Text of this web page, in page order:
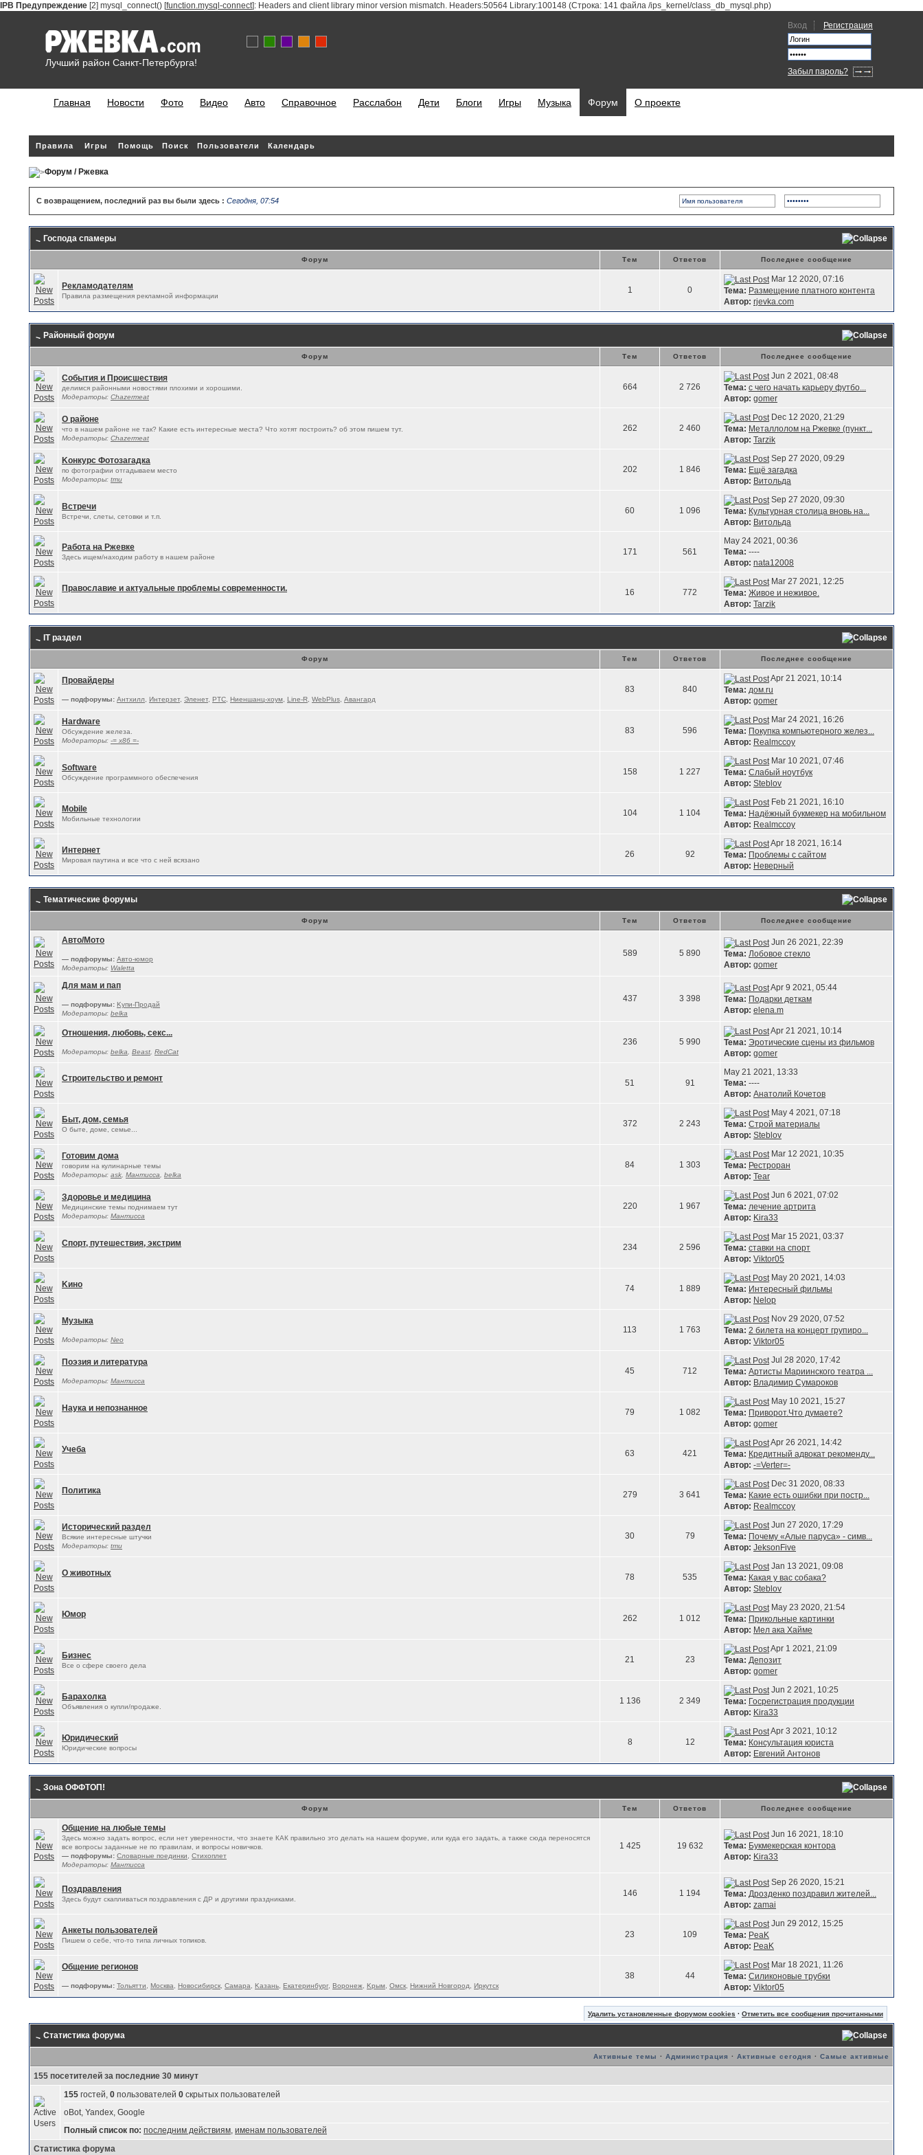
IPB Предупреждение [2] mysql_connect() [function.mysql-connect]: Headers and client library minor version mismatch. Headers:50564 Library:100148 (Строка: 141 файла /ips_kernel/class_db_mysql.php)
Вход Регистрация
Забыл пароль?
Лучший район Санкт-Петербурга!
Главная Новости Фото Видео Авто Справочное Расслабон Дети Блоги Игры Музыка Форум О проекте
Правила Игры Помощь Поиск Пользователи Календарь
Форум / Ржевка
С возвращением, последний раз вы были здесь : Сегодня, 07:54
Господа спамеры
Форум Тем Ответов Последнее сообщение
Рекламодателям
Правила размещения рекламной информации
1 0
Mar 12 2020, 07:16
Тема: Размещение платного контента
Автор: rjevka.com
Районный форум
Форум Тем Ответов Последнее сообщение
События и Происшествия
делимся районными новостями плохими и хорошими.
Модераторы: Chazermeat
664 2 726
Jun 2 2021, 08:48
Тема: с чего начать карьеру футбо...
Автор: gomer
О районе
что в нашем районе не так? Какие есть интересные места? Что хотят построить? об этом пишем тут.
Модераторы: Chazermeat
262 2 460
Dec 12 2020, 21:29
Тема: Металлолом на Ржевке (пункт...
Автор: Tarzik
Kонкурс Фотозагадка
по фотографии отгадываем место
Модераторы: tmu
202 1 846
Sep 27 2020, 09:29
Тема: Ещё загадка
Автор: Витольда
Встречи
Встречи, слеты, сетовки и т.п.
60 1 096
Sep 27 2020, 09:30
Тема: Культурная столица вновь на...
Автор: Витольда
Работа на Ржевке
Здесь ищем/находим работу в нашем районе
171 561
May 24 2021, 00:36
Тема: ----
Автор: nata12008
Православие и актуальные проблемы современности. 16 772
Mar 27 2021, 12:25
Тема: Живое и неживое.
Автор: Tarzik
IT раздел
Форум Тем Ответов Последнее сообщение
Провайдеры
— подфорумы: Антхилл Интерзет, Эленет, РТС Ниеншанц-хоум Line-R WebPlus Авангард
83 840
Apr 21 2021, 10:14
Тема: дом.ru
Автор: gomer
Hardware
Обсуждение железа.
Модераторы: -= x86 =-
83 596
Mar 24 2021, 16:26
Тема: Покупка компьютерного желез...
Автор: Realmccoy
Software
Обсуждение программного обеспечения
158 1 227
Mar 10 2021, 07:46
Тема: Слабый ноутбук
Автор: Steblov
Mobile
Мобильные технологии
104 1 104
Feb 21 2021, 16:10
Тема: Надёжный букмекер на мобильном
Автор: Realmccoy
Интернет
Мировая паутина и все что с ней всязано
26 92
Apr 18 2021, 16:14
Тема: Проблемы с сайтом
Автор: Неверный
Тематические форумы
Форум Тем Ответов Последнее сообщение
Авто/Мото
— подфорумы: Авто-юмор
Модераторы: Waletta
589 5 890
Jun 26 2021, 22:39
Тема: Лобовое стекло
Автор: gomer
Для мам и пап
— подфорумы: Kупи-Продай
Модераторы: belka
437 3 398
Apr 9 2021, 05:44
Тема: Подарки деткам
Автор: elena.m
Отношения, любовь, секс...
Модераторы: belka Beast RedCat
236 5 990
Apr 21 2021, 10:14
Тема: Эротические сцены из фильмов
Автор: gomer
Строительство и ремонт 51 91
May 21 2021, 13:33
Тема: ----
Автор: Анатолий Кочетов
Быт, дом, семья
О быте, доме, семье...
372 2 243
May 4 2021, 07:18
Тема: Строй материалы
Автор: Steblov
Готовим дома
говорим на кулинарные темы
Модераторы: ask Мантисса belka
84 1 303
Mar 12 2021, 10:35
Тема: Рестроран
Автор: Tear
Здоровье и медицина
Медицинские темы поднимаем тут
Модераторы: Мантисса
220 1 967
Jun 6 2021, 07:02
Тема: лечение артрита
Автор: Kira33
Спорт, путешествия, экстрим 234 2 596
Mar 15 2021, 03:37
Тема: ставки на спорт
Автор: Viktor05
Kино 74 1 889
May 20 2021, 14:03
Тема: Интересный фильмы
Автор: Nelop
Музыка
Модераторы: Neo
113 1 763
Nov 29 2020, 07:52
Тема: 2 билета на концерт групиро...
Автор: Viktor05
Поэзия и литература
Модераторы: Мантисса
45 712
Jul 28 2020, 17:42
Тема: Артисты Мариинского театра ...
Автор: Владимир Сумароков
Наука и непознанное 79 1 082
May 10 2021, 15:27
Тема: Приворот.Что думаете?
Автор: gomer
Учеба 63 421
Apr 26 2021, 14:42
Тема: Кредитный адвокат рекоменду...
Автор: -=Verter=-
Политика 279 3 641
Dec 31 2020, 08:33
Тема: Какие есть ошибки при постр...
Автор: Realmccoy
Исторический раздел
Всякие интересные штучки
Модераторы: tmu
30 79
Jun 27 2020, 17:29
Тема: Почему «Алые паруса» - симв...
Автор: JeksonFive
О животных 78 535
Jan 13 2021, 09:08
Тема: Какая у вас собака?
Автор: Steblov
Юмор 262 1 012
May 23 2020, 21:54
Тема: Прикольные картинки
Автор: Мел ака Хайме
Бизнес
Все о сфере своего дела
21 23
Apr 1 2021, 21:09
Тема: Депозит
Автор: gomer
Барахолка
Объявления о купли/продаже.
1 136 2 349
Jun 2 2021, 10:25
Тема: Госрегистрация продукции
Автор: Kira33
Юридический
Юридические вопросы
8 12
Apr 3 2021, 10:12
Тема: Консультация юриста
Автор: Евгений Антонов
Зона ОФФТОП!
Форум Тем Ответов Последнее сообщение
Общение на любые темы
Здесь можно задать вопрос, если нет уверенности, что знаете КАК правильно это делать на нашем форуме, или куда его задать, а также сюда переносятся
все вопросы заданные не по правилам, и вопросы новичков.
— подфорумы: Словарные поединки
Стихоплет
Модераторы: Мантисса
1 425 19 632
Jun 16 2021, 18:10
Тема: Букмекерская контора
Автор: Kira33
Поздравления
Здесь будут скапливаться поздравления с ДР и другими праздниками.
146 1 194
Sep 26 2020, 15:21
Тема: Дрозденко поздравил жителей...
Автор: zamai
Анкеты пользователей
Пишем о себе, что-то типа личных топиков.
23 109
Jun 29 2012, 15:25
Тема: PeaK
Автор: PeaK
Общение регионов
— подфорумы: Тольятти Москва Новосибирск Самара Kазань Екатеринбург, Воронеж Kрым Омск Нижний Новгород Иркутск
38 44
Mar 18 2021, 11:26
Тема: Силиконовые трубки
Автор: Viktor05
Удалить установленные форумом cookies · Отметить все сообщения прочитанными
Статистика форума
Активные темы · Администрация · Активные сегодня · Самые активные
155 посетителей за последние 30 минут
155 гостей, 0 пользователей 0 скрытых пользователей
oBot, Yandex, Google
Полный список по: последним действиям, именам пользователей
Статистика форума